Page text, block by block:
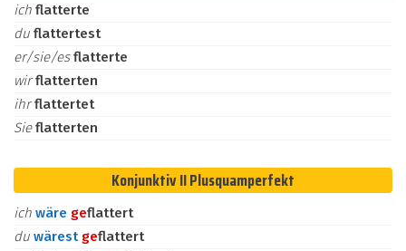
ich flatterte
du flattertest
er/sie/esflatterte
wirflatterten
ihrflattertet
Sieflatterten
Konjunktiv II Plusquamperfekt
ich wäre geflattert
du wärest geflattert